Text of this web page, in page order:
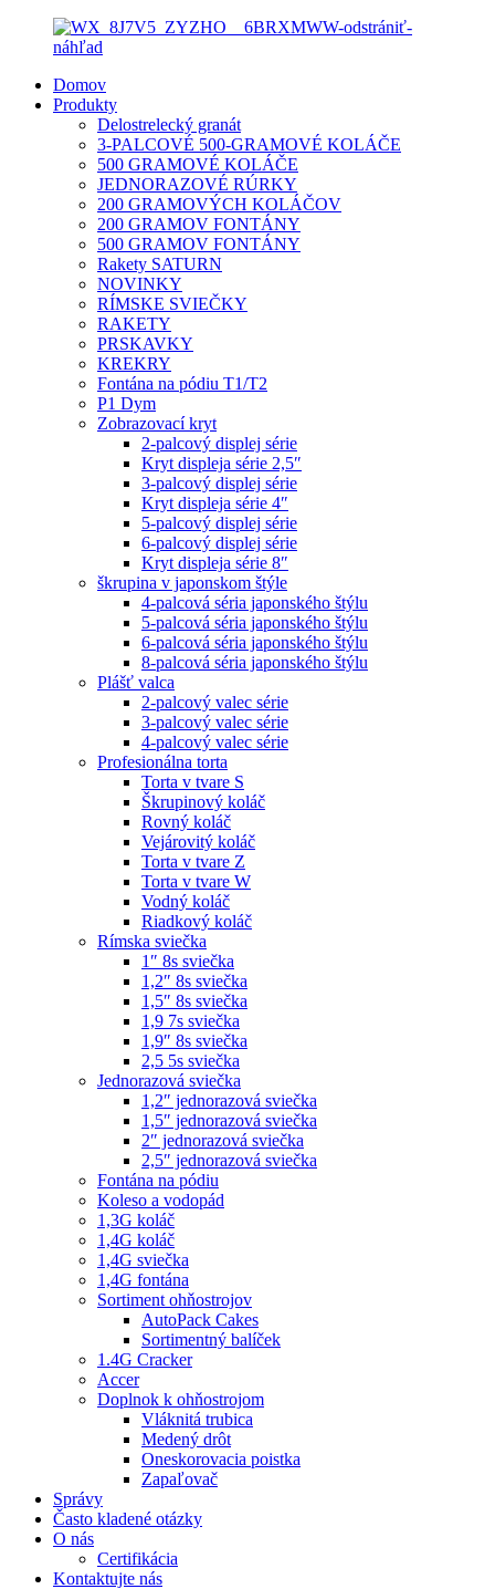
Domov
Produkty
Delostrelecký granát
3-PALCOVÉ 500-GRAMOVÉ KOLÁČE
500 GRAMOVÉ KOLÁČE
JEDNORAZOVÉ RÚRKY
200 GRAMOVÝCH KOLÁČOV
200 GRAMOV FONTÁNY
500 GRAMOV FONTÁNY
Rakety SATURN
NOVINKY
RÍMSKE SVIEČKY
RAKETY
PRSKAVKY
KREKRY
Fontána na pódiu T1/T2
P1 Dym
Zobrazovací kryt
2-palcový displej série
Kryt displeja série 2,5″
3-palcový displej série
Kryt displeja série 4″
5-palcový displej série
6-palcový displej série
Kryt displeja série 8″
škrupina v japonskom štýle
4-palcová séria japonského štýlu
5-palcová séria japonského štýlu
6-palcová séria japonského štýlu
8-palcová séria japonského štýlu
Plášť valca
2-palcový valec série
3-palcový valec série
4-palcový valec série
Profesionálna torta
Torta v tvare S
Škrupinový koláč
Rovný koláč
Vejárovitý koláč
Torta v tvare Z
Torta v tvare W
Vodný koláč
Riadkový koláč
Rímska sviečka
1″ 8s sviečka
1,2″ 8s sviečka
1,5″ 8s sviečka
1,9 7s sviečka
1,9″ 8s sviečka
2,5 5s sviečka
Jednorazová sviečka
1,2″ jednorazová sviečka
1,5″ jednorazová sviečka
2″ jednorazová sviečka
2,5″ jednorazová sviečka
Fontána na pódiu
Koleso a vodopád
1,3G koláč
1,4G koláč
1,4G sviečka
1,4G fontána
Sortiment ohňostrojov
AutoPack Cakes
Sortimentný balíček
1.4G Cracker
Accer
Doplnok k ohňostrojom
Vláknitá trubica
Medený drôt
Oneskorovacia poistka
Zapaľovač
Správy
Často kladené otázky
O nás
Certifikácia
Kontaktujte nás